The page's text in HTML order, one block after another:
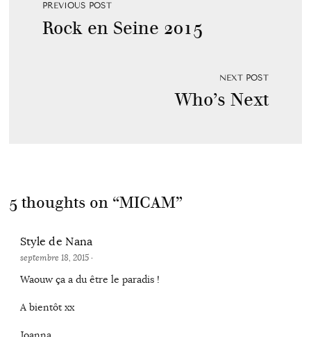
PREVIOUS POST
Rock en Seine 2015
NEXT POST
Who’s Next
5 thoughts on “MICAM”
Style de Nana
septembre 18, 2015·
Waouw ça a du être le paradis !
A bientôt xx